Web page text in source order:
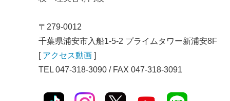
〒279-0012
千葉県浦安市入船1-5-2 プライムタワー新浦安8F
[ アクセス動画 ]
TEL 047-318-3090 / FAX 047-318-3091